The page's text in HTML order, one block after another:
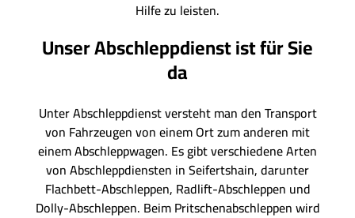
Hilfe zu leisten.
Unser Abschleppdienst ist für Sie
da
Unter Abschleppdienst versteht man den Transport
von Fahrzeugen von einem Ort zum anderen mit
einem Abschleppwagen. Es gibt verschiedene Arten
von Abschleppdiensten in Seifertshain, darunter
Flachbett-Abschleppen, Radlift-Abschleppen und
Dolly-Abschleppen. Beim Pritschenabschleppen wird